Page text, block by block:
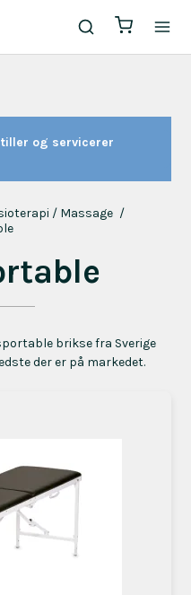
og servicerer
/ Massage /
brikse fra Sverige
der er på markedet.